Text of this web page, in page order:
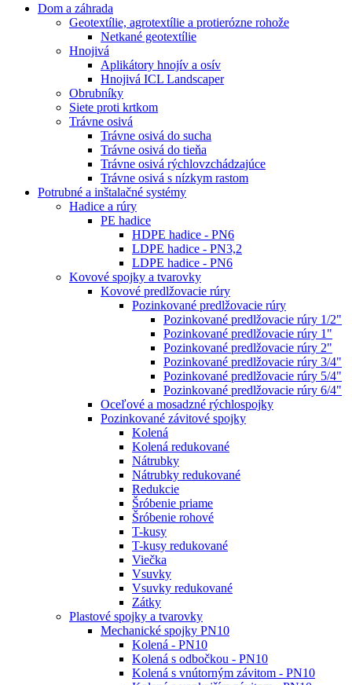
Dom a záhrada
Geotextílie, agrotextílie a protierózne rohože
Netkané geotextílie
Hnojivá
Aplikátory hnojív a osív
Hnojivá ICL Landscaper
Obrubníky
Siete proti krtkom
Trávne osivá
Trávne osivá do sucha
Trávne osivá do tieňa
Trávne osivá rýchlovzchádzajúce
Trávne osivá s nízkym rastom
Potrubné a inštalačné systémy
Hadice a rúry
PE hadice
HDPE hadice - PN6
LDPE hadice - PN3,2
LDPE hadice - PN6
Kovové spojky a tvarovky
Kovové predlžovacie rúry
Pozinkované predlžovacie rúry
Pozinkované predlžovacie rúry 1/2"
Pozinkované predlžovacie rúry 1"
Pozinkované predlžovacie rúry 2"
Pozinkované predlžovacie rúry 3/4"
Pozinkované predlžovacie rúry 5/4"
Pozinkované predlžovacie rúry 6/4"
Oceľové a mosadzné rýchlospojky
Pozinkované závitové spojky
Kolená
Kolená redukované
Nátrubky
Nátrubky redukované
Redukcie
Šróbenie priame
Šróbenie rohové
T-kusy
T-kusy redukované
Viečka
Vsuvky
Vsuvky redukované
Zátky
Plastové spojky a tvarovky
Mechanické spojky PN10
Kolená - PN10
Kolená s odbočkou - PN10
Kolená s vnútorným závitom - PN10